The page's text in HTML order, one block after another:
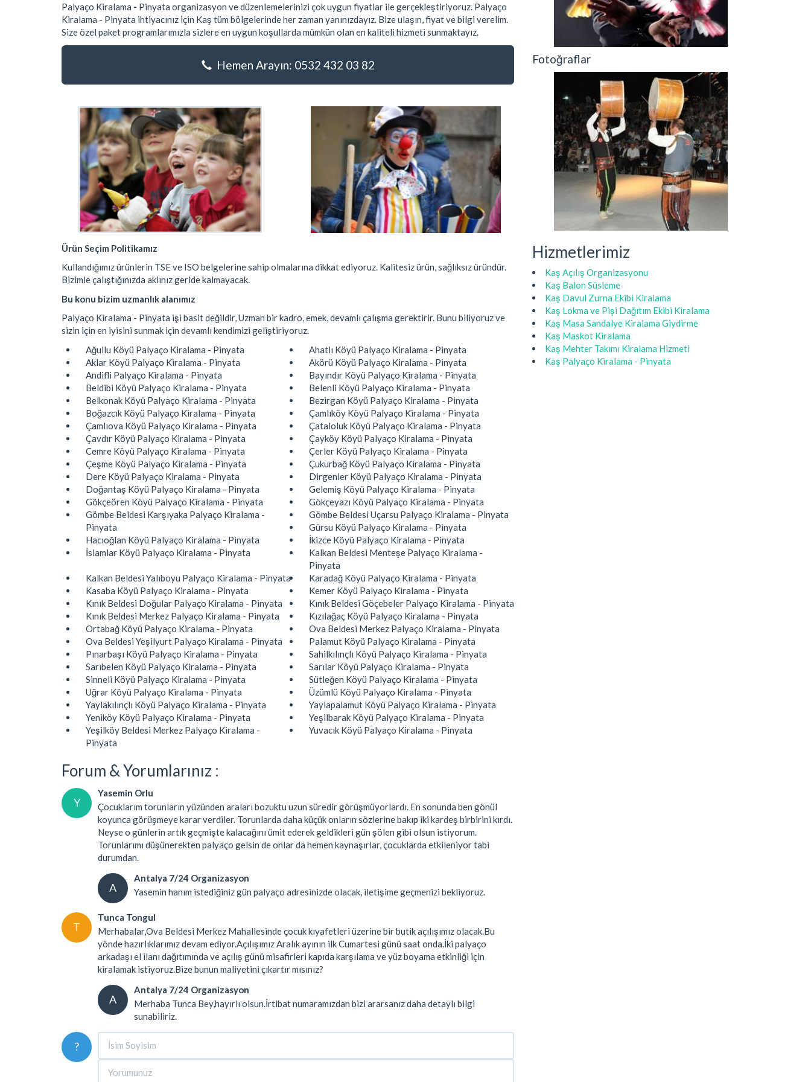
Palyaço Kiralama - Pinyata organizasyon ve düzenlemelerinizi çok uygun fiyatlar ile gerçekleştiriyoruz. Palyaço
Kiralama - Pinyata ihtiyacınız için Kaş tüm bölgelerinde her zaman yanınızdayız. Bize ulaşın, fiyat ve bilgi verelim.
Size özel paket programlarımızla sizlere en uygun koşullarda mümkün olan en kaliteli hizmeti sunmaktayız.
Hemen Arayın: 0532 432 03 82
Ürün Seçim Politikamız
Kullandığımız ürünlerin TSE ve ISO belgelerine sahip olmalarına dikkat ediyoruz. Kalitesiz ürün, sağlıksız üründür.
Bizimle çalıştığınızda aklınız geride kalmayacak.
Bu konu bizim uzmanlık alanımız
Palyaço Kiralama - Pinyata işi basit değildir, Uzman bir kadro, emek, devamlı çalışma gerektirir. Bunu biliyoruz ve
sizin için en iyisini sunmak için devamlı kendimizi geliştiriyoruz.
Ağullu Köyü Palyaço Kiralama - Pinyata
Ahatlı Köyü Palyaço Kiralama - Pinyata
Aklar Köyü Palyaço Kiralama - Pinyata
Akörü Köyü Palyaço Kiralama - Pinyata
Andifli Palyaço Kiralama - Pinyata
Bayındır Köyü Palyaço Kiralama - Pinyata
Beldibi Köyü Palyaço Kiralama - Pinyata
Belenli Köyü Palyaço Kiralama - Pinyata
Belkonak Köyü Palyaço Kiralama - Pinyata
Bezirgan Köyü Palyaço Kiralama - Pinyata
Boğazcık Köyü Palyaço Kiralama - Pinyata
Çamlıköy Köyü Palyaço Kiralama - Pinyata
Çamlıova Köyü Palyaço Kiralama - Pinyata
Çataloluk Köyü Palyaço Kiralama - Pinyata
Çavdır Köyü Palyaço Kiralama - Pinyata
Çayköy Köyü Palyaço Kiralama - Pinyata
Cemre Köyü Palyaço Kiralama - Pinyata
Çerler Köyü Palyaço Kiralama - Pinyata
Çeşme Köyü Palyaço Kiralama - Pinyata
Çukurbağ Köyü Palyaço Kiralama - Pinyata
Dere Köyü Palyaço Kiralama - Pinyata
Dirgenler Köyü Palyaço Kiralama - Pinyata
Doğantaş Köyü Palyaço Kiralama - Pinyata
Gelemiş Köyü Palyaço Kiralama - Pinyata
Gökçeören Köyü Palyaço Kiralama - Pinyata
Gökçeyazı Köyü Palyaço Kiralama - Pinyata
Gömbe Beldesi Karşıyaka Palyaço Kiralama -
Pinyata
Gömbe Beldesi Uçarsu Palyaço Kiralama - Pinyata
Gürsu Köyü Palyaço Kiralama - Pinyata
Hacıoğlan Köyü Palyaço Kiralama - Pinyata
İkizce Köyü Palyaço Kiralama - Pinyata
İslamlar Köyü Palyaço Kiralama - Pinyata
Kalkan Beldesi Menteşe Palyaço Kiralama -
Pinyata
Kalkan Beldesi Yalıboyu Palyaço Kiralama - Pinyata
Karadağ Köyü Palyaço Kiralama - Pinyata
Kasaba Köyü Palyaço Kiralama - Pinyata
Kemer Köyü Palyaço Kiralama - Pinyata
Kınık Beldesi Doğular Palyaço Kiralama - Pinyata
Kınık Beldesi Göçebeler Palyaço Kiralama - Pinyata
Kınık Beldesi Merkez Palyaço Kiralama - Pinyata
Kızılağaç Köyü Palyaço Kiralama - Pinyata
Ortabağ Köyü Palyaço Kiralama - Pinyata
Ova Beldesi Merkez Palyaço Kiralama - Pinyata
Ova Beldesi Yeşilyurt Palyaço Kiralama - Pinyata
Palamut Köyü Palyaço Kiralama - Pinyata
Pınarbaşı Köyü Palyaço Kiralama - Pinyata
Sahilkılınçlı Köyü Palyaço Kiralama - Pinyata
Sarıbelen Köyü Palyaço Kiralama - Pinyata
Sarılar Köyü Palyaço Kiralama - Pinyata
Sinneli Köyü Palyaço Kiralama - Pinyata
Sütleğen Köyü Palyaço Kiralama - Pinyata
Uğrar Köyü Palyaço Kiralama - Pinyata
Üzümlü Köyü Palyaço Kiralama - Pinyata
Yaylakılınçlı Köyü Palyaço Kiralama - Pinyata
Yaylapalamut Köyü Palyaço Kiralama - Pinyata
Yeniköy Köyü Palyaço Kiralama - Pinyata
Yeşilbarak Köyü Palyaço Kiralama - Pinyata
Yeşilköy Beldesi Merkez Palyaço Kiralama -
Pinyata
Yuvacık Köyü Palyaço Kiralama - Pinyata
Forum & Yorumlarınız :
Y
Yasemin Orlu
Çocuklarım torunların yüzünden araları bozuktu uzun süredir görüşmüyorlardı. En sonunda ben gönül
koyunca görüşmeye karar verdiler. Torunlarda daha küçük onların sözlerine bakıp iki kardeş birbirini kırdı.
Neyse o günlerin artık geçmişte kalacağını ümit ederek geldikleri gün şölen gibi olsun istiyorum.
Torunlarımı düşünerekten palyaço gelsin de onlar da hemen kaynaşırlar, çocuklarda etkileniyor tabi
durumdan.
A
Antalya 7/24 Organizasyon
Yasemin hanım istediğiniz gün palyaço adresinizde olacak, iletişime geçmenizi bekliyoruz.
T
Tunca Tongul
Merhabalar,Ova Beldesi Merkez Mahallesinde çocuk kıyafetleri üzerine bir butik açılışımız olacak.Bu
yönde hazırlıklarımız devam ediyor.Açılışımız Aralık ayının ilk Cumartesi günü saat onda.İki palyaço
arkadaşı el ilanı dağıtımında ve açılış günü misafirleri kapıda karşılama ve yüz boyama etkinliği için
kiralamak istiyoruz.Bize bunun maliyetini çıkartır mısınız?
A
Antalya 7/24 Organizasyon
Merhaba Tunca Bey,hayırlı olsun.İrtibat numaramızdan bizi ararsanız daha detaylı bilgi
sunabiliriz.
?
Fotoğraflar
Hizmetlerimiz
Kaş Açılış Organizasyonu
Kaş Balon Süsleme
Kaş Davul Zurna Ekibi Kiralama
Kaş Lokma ve Pişi Dağıtım Ekibi Kiralama
Kaş Masa Sandalye Kiralama Giydirme
Kaş Maskot Kiralama
Kaş Mehter Takımı Kiralama Hizmeti
Kaş Palyaço Kiralama - Pinyata